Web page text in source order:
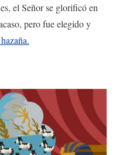
el Señor se glorificó en
pero fue elegido y